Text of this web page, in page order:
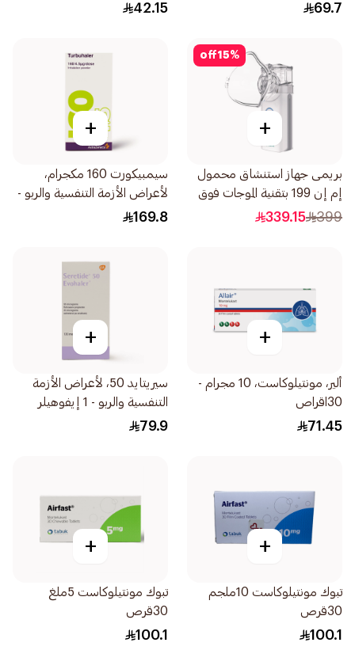
69.7
42.15
15%
off
+
بريمى جهاز استنشاق محمول
إم إن 199 بتقنية الموجات فوق
الصوتية 1قطعة
399
339.15
+
سيمبيكورت 160 مكجرام،
لأعراض الأزمة التنفسية والربو -
1 تيربوهيلر 1قطعة
169.8
+
ألير، مونتيلوكاست، 10 مجرام -
30اقراص
71.45
+
سيريتايد 50، لأعراض الأزمة
التنفسية والربو - 1 إيفوهيلر
1قطعة
79.9
+
تبوك مونتيلوكاست 10ملجم
30قرص
100.1
+
تبوك مونتيلوكاست 5ملغ
30قرص
100.1